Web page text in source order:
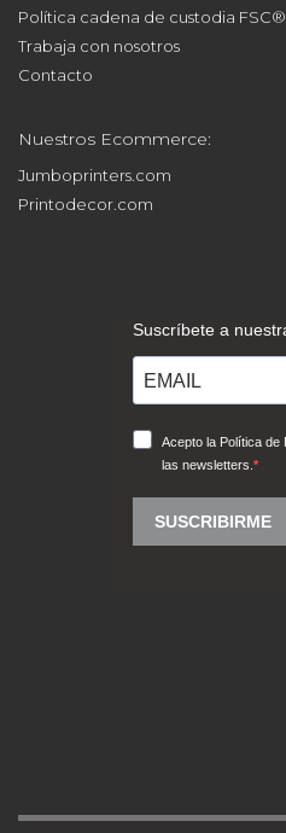
Política cadena de custodia FSC®
Trabaja con nosotros
Contacto
Nuestros Ecommerce:
Jumboprinters.com
Printodecor.com